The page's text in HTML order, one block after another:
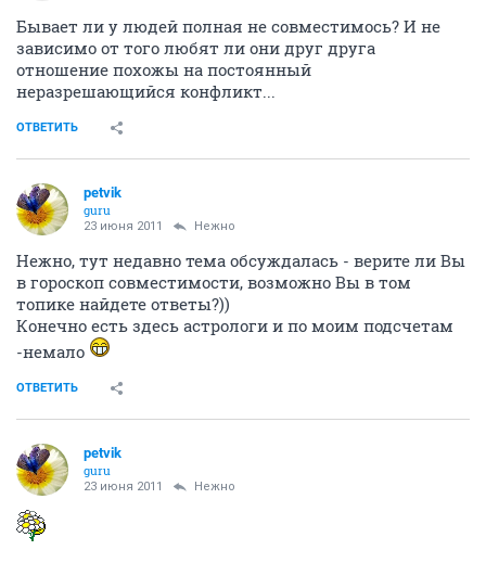
Бывает ли у людей полная не совместимось? И не
зависимо от того любят ли они друг друга
отношение похожы на постоянный
неразрешающийся конфликт...
ОТВЕТИТЬ
petvik
guru
23 июня 2011 Нежно
Нежно, тут недавно тема обсуждалась - верите ли Вы
в гороскоп совместимости, возможно Вы в том
топике найдете ответы?))
Конечно есть здесь астрологи и по моим подсчетам
-немало
ОТВЕТИТЬ
petvik
guru
23 июня 2011 Нежно